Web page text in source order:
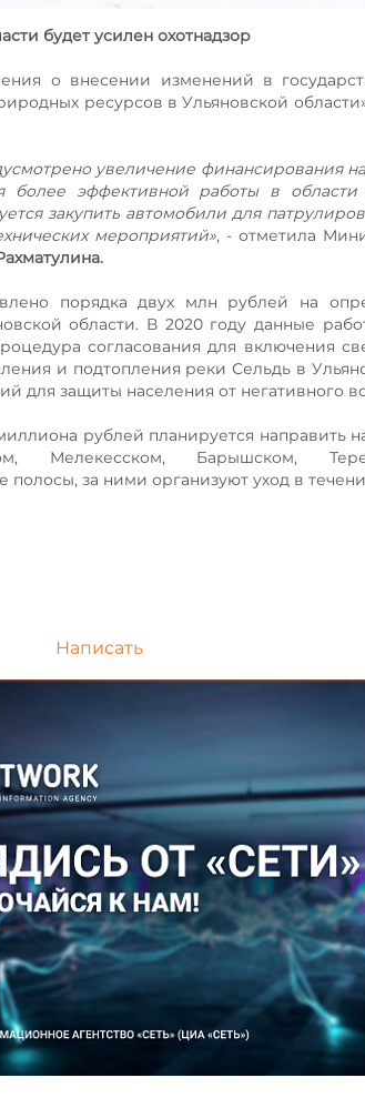
будет усилен охотнадзор
о внесении изменений в
ресурсов в Ульяновской
увеличение финансирования
более эффективной работы в
закупить автомобили для
мероприятий», - отметила
порядка двух млн рублей на
области. В 2020 году данные
согласования для включения
и подтопления реки Сельдь в
для защиты населения от негативного
рублей планируется направить
Мелекесском, Барышском,
полосы, за ними организуют уход в
Написать